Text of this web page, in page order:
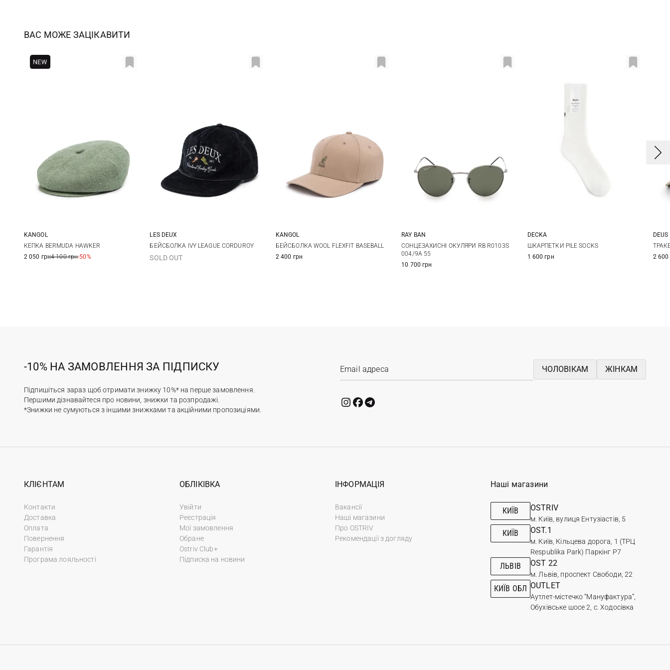
ВАС МОЖЕ ЗАЦІКАВИТИ
L
KANGOL
КЕПКА BERMUDA HAWKER
2 050 грн4 100 грн-50%
One size
LES DEUX
БЕЙСБОЛКА IVY LEAGUE CORDUROY
SOLD OUT
S/M L/XL XXL
KANGOL
БЕЙСБОЛКА WOOL FLEXFIT BASEBALL
2 400 грн
One size
RAY BAN
СОНЦЕЗАХИСНІ ОКУЛЯРИ RB R0103S
004/9A 55
10 700 грн
2
DECKA
ШКАРПЕТКИ PILE SOCKS
1 600 грн
2 600
-10% НА ЗАМОВЛЕННЯ ЗА ПІДПИСКУ
Підпишіться зараз щоб отримати знижку 10%* на перше замовлення.
Першими дізнавайтеся про новини, знижки та розпродажі.
*Знижки не сумуються з іншими знижками та акційними пропозиціями.
ЧОЛОВІКАМ ЖІНКАМ
КЛІЄНТАМ
Контакти
Доставка
Оплата
Повернення
Гарантія
Програма лояльності
ОБЛІКІВКА
Увійти
Реєстрація
Мої замовлення
Обране
Ostriv Club+
Підписка на новини
ІНФОРМАЦІЯ
Вакансії
Наші магазини
Про OSTRIV
Рекомендації з догляду
Наші магазини
КИЇВ OSTRIV
м. Київ, вулиця Ентузіастів, 5
КИЇВ OST.1
м. Київ, Кільцева дорога, 1 (ТРЦ
Respublika Park) Паркінг Р7
ЛЬВІВ OST 22
м. Львів, проспект Свободи, 22
КИЇВ ОБЛ OUTLET
Аутлет-містечко “Мануфактура”,
Обухівське шосе 2, с. Ходосівка